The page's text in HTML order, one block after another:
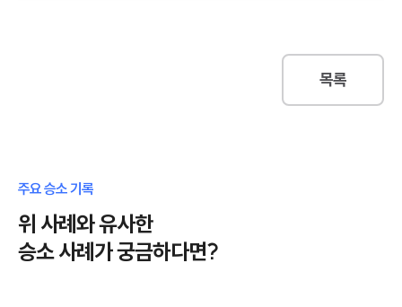
목록
주요 승소 기록
위 사례와 유사한
승소 사례가 궁금하다면?